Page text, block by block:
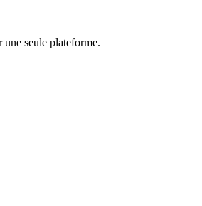
seule plateforme.